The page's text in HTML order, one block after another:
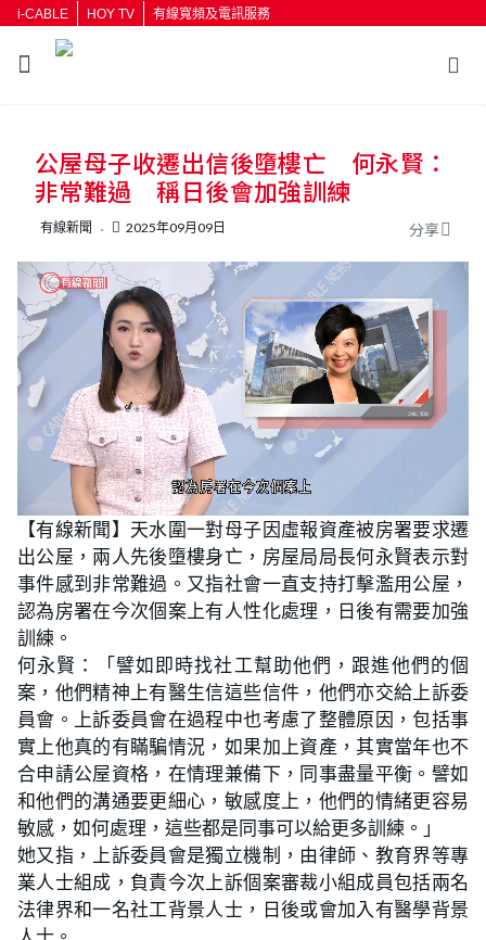
i-CABLE HOY TV 有線寬頻及電訊服務
按輸入鍵開始搜尋
公屋母子收遷出信後墮樓亡 何永賢：
非常難過 稱日後會加強訓練
有線新聞 2025年09月09日 分享
U
n
m
t
e
L
o
a
d
e
d
:
3
2
.
%
【有線新聞】天水圍一對母子因虛報資產被房署要求遷
出公屋，兩人先後墮樓身亡，房屋局局長何永賢表示對
事件感到非常難過。又指社會一直支持打擊濫用公屋，
認為房署在今次個案上有人性化處理，日後有需要加強
訓練。
何永賢：「譬如即時找社工幫助他們，跟進他們的個
案，他們精神上有醫生信這些信件，他們亦交給上訴委
員會。上訴委員會在過程中也考慮了整體原因，包括事
實上他真的有瞞騙情況，如果加上資產，其實當年也不
合申請公屋資格，在情理兼備下，同事盡量平衡。譬如
和他們的溝通要更細心，敏感度上，他們的情緒更容易
敏感，如何處理，這些都是同事可以給更多訓練。」
她又指，上訴委員會是獨立機制，由律師、教育界等專
業人士組成，負責今次上訴個案審裁小組成員包括兩名
法律界和一名社工背景人士，日後或會加入有醫學背景